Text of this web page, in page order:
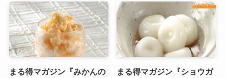
まる得マガジン『みかんの
まる得マガジン『ショウガ